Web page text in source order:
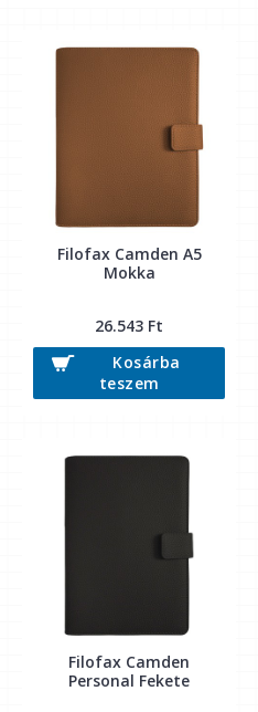
Filofax Camden A5
Mokka
26.543 Ft
Kosárba
teszem
Filofax Camden
Personal Fekete